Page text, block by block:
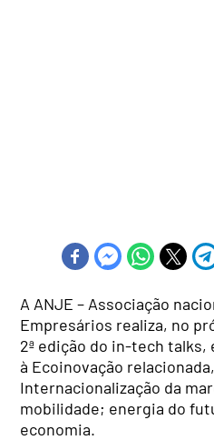
A ANJE – Associação
Empresários realiza, no
2ª edição do in-tech
à Ecoinovação
Internacionalização da
mobilidade; energia do
economia.